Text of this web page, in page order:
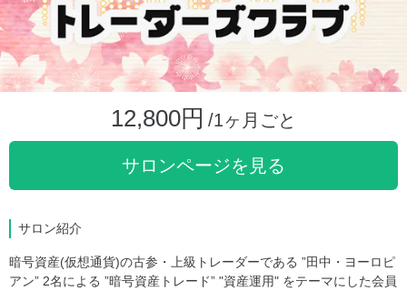
12,800円 /1ヶ月ごと
サロンページを見る
サロン紹介
暗号資産(仮想通貨)の古参・上級トレーダーである ”田中・ヨーロピ
アン” 2名による ”暗号資産トレード” "資産運用" をテーマにした会員